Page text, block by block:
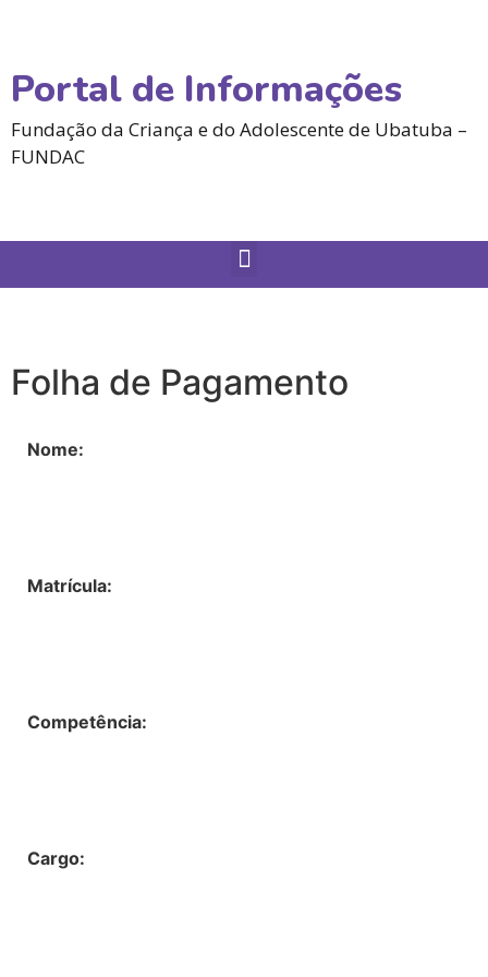
Portal de Informações
Fundação da Criança e do Adolescente de Ubatuba –
FUNDAC
Folha de Pagamento
Nome:
Matrícula:
Competência:
Cargo: